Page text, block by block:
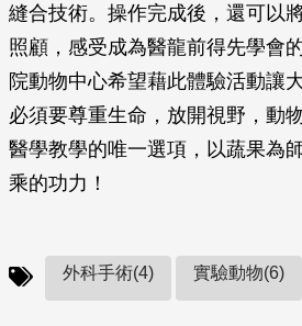
縫合技術。操作完成後，還可以
照顧，感受成為醫龍前得先學會
院動物中心希望藉此體驗活動讓
必須要尊重生命，放開視野，動
醫學教學的唯一選項，以蔬果為
乘的功力！
外科手術(4) 實驗動物(6)